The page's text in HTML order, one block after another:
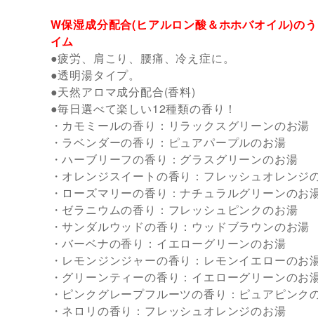
W保湿成分配合(ヒアルロン酸＆ホホバオイル)の
イム
●疲労、肩こり、腰痛、冷え症に。
●透明湯タイプ。
●天然アロマ成分配合(香料)
●毎日選べて楽しい12種類の香り！
・カモミールの香り：リラックスグリーンのお湯
・ラベンダーの香り：ピュアパープルのお湯
・ハーブリーフの香り：グラスグリーンのお湯
・オレンジスイートの香り：フレッシュオレンジ
・ローズマリーの香り：ナチュラルグリーンのお
・ゼラニウムの香り：フレッシュピンクのお湯
・サンダルウッドの香り：ウッドブラウンのお湯
・バーベナの香り：イエローグリーンのお湯
・レモンジンジャーの香り：レモンイエローのお
・グリーンティーの香り：イエローグリーンのお
・ピンクグレープフルーツの香り：ピュアピンク
・ネロリの香り：フレッシュオレンジのお湯